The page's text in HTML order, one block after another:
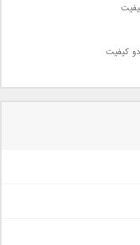
کیفیت